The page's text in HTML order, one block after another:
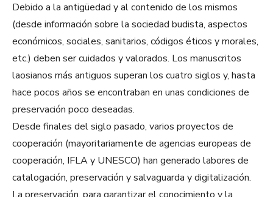
Debido a la antigüedad y al contenido de los mismos
(desde información sobre la sociedad budista, aspectos
económicos, sociales, sanitarios, códigos éticos y morales,
etc.) deben ser cuidados y valorados. Los manuscritos
laosianos más antiguos superan los cuatro siglos y, hasta
hace pocos años se encontraban en unas condiciones de
preservación poco deseadas.
Desde finales del siglo pasado, varios proyectos de
cooperación (mayoritariamente de agencias europeas de
cooperación, IFLA y UNESCO) han generado labores de
catalogación, preservación y salvaguarda y digitalización.